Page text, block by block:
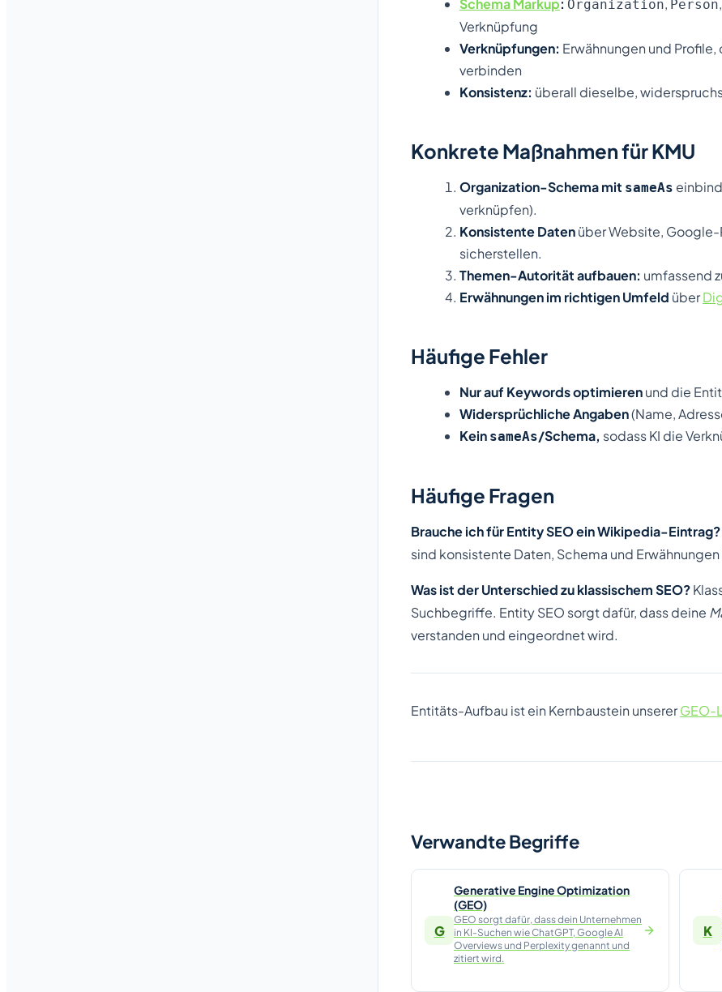
Schema Markup: Organization, Person,
Verknüpfung
Verknüpfungen: Erwähnungen und
verbinden
Konsistenz: überall dieselbe,
Konkrete Maßnahmen für KMU
Organization-Schema mit sameAs
verknüpfen).
Konsistente Datenüber Website, Google-
sicherstellen.
Themen-Autorität aufbauen: umfassend
Erwähnungen im richtigen Umfeld über
Häufige Fehler
Nur auf Keywords optimierenund die
Widersprüchliche Angaben(Name,
Kein sameAs/Schema, sodass KI die
Häufige Fragen
Brauche ich für Entity SEO ein Wikipedia-Eintrag?
sind konsistente Daten, Schema und
Was ist der Unterschied zu klassischem SEO?
Suchbegriffe. Entity SEO sorgt dafür, dass deine
verstanden und eingeordnet wird.
Entitäts-Aufbau ist ein Kernbaustein unsererGEO-
Verwandte Begriffe
G
Generative Engine Optimization
(GEO)
GEO sorgt dafür, dass dein Unternehmen
in KI-Suchen wie ChatGPT, Google AI
Overviews und Perplexity genannt und
zitiert wird.
K